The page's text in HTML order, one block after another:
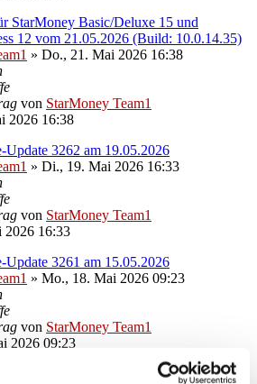
StarMoney Basic/Deluxe 15 und
12 vom 21.05.2026 (Build: 10.0.14.35)
» Do., 21. Mai 2026 16:38
von StarMoney Team1
2026 16:38
Update 3262 am 19.05.2026
» Di., 19. Mai 2026 16:33
von StarMoney Team1
16:33
Update 3261 am 15.05.2026
» Mo., 18. Mai 2026 09:23
von StarMoney Team1
2026 09:23
Update 3260 am 12.05.2026